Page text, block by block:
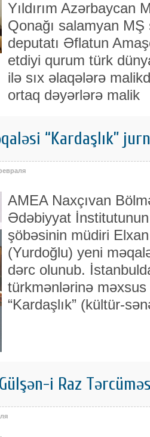
Yıldırım Azərbaycan
Qonağı salamyan
deputatı Əflatun
etdiyi qurum türk
ilə sıx əlaqələrə
ortaq dəyərlərə malik
“Kardaşlık”
AMEA Naxçıvan
Ədəbiyyat
şöbəsinin müdiri
(Yurdoğlu) yeni
dərc olunub.
türkmənlərinə məxsus
“Kardaşlık” (kültür-
i Raz